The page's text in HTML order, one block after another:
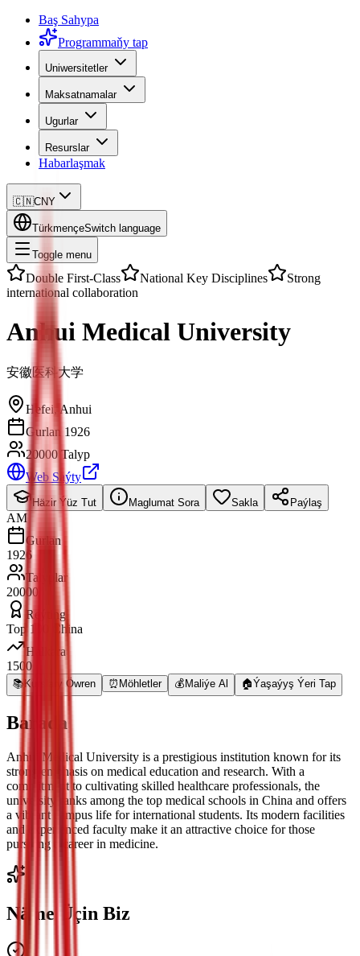
Baş Sahypa
Programmaňy tap
Uniwersitetler
Maksatnamalar
Ugurlar
Resurslar
Habarlaşmak
🇨🇳CNY
TürkmençeSwitch language
Toggle menu
Double First-Class National Key Disciplines
Strong
international collaboration
Anhui Medical University
安徽医科大学
Hefei, Anhui
Gurlan 1926
20000 Talyp
Web Saýty
Häzir Ýüz Tut Maglumat Sora Sakla Paýlaş
AM
Gurlan
1926
Talyplar
20000
Reýting
Top 100 China
Halkara
1500
📚 Kurslary Öwren ⏰ Möhletler 💰 Maliýe Al 🏠Ýaşaýyş Ýeri Tap
Barada
Anhui Medical University is a prestigious institution known for its
strong emphasis on medical education and research. With a
commitment to cultivating skilled healthcare professionals, the
university ranks among the top medical schools in China and offers
a vibrant campus life for international students. Its modern facilities
and experienced faculty make it an attractive choice for those
pursuing a career in medicine.
Näme Üçin Biz